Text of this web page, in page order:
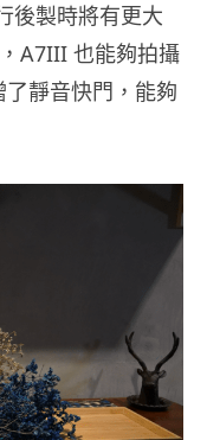
後製時將有更大
A7III 也能夠拍攝
靜音快門，能夠